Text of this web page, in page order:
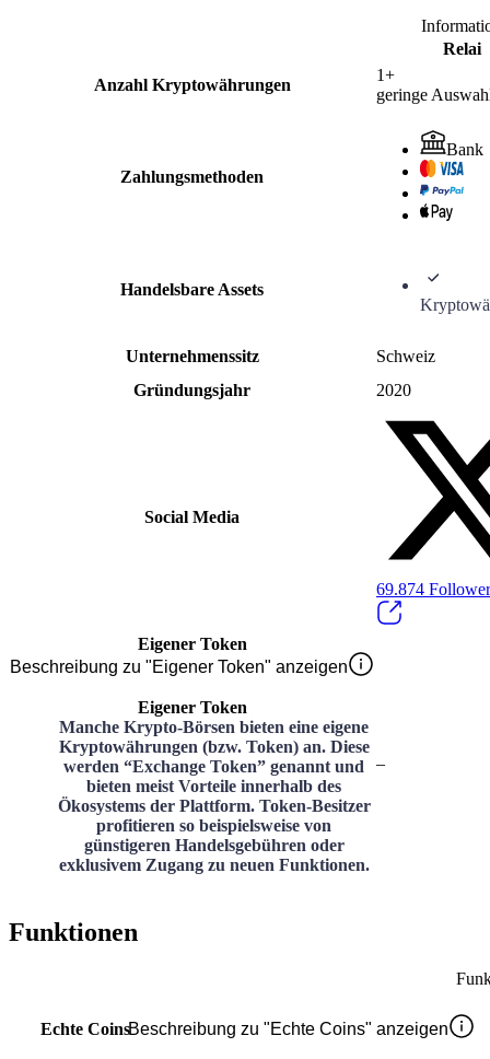
Relai
Anzahl Kryptowährungen
1+
geringe
Zahlungsmethoden
Bank
Handelsbare Assets
Unternehmenssitz
Schweiz
Gründungsjahr
2020
Social Media
69.874 Follower
Eigener Token
Beschreibung zu "Eigener Token" anzeigen
Eigener Token
Manche Krypto-Börsen bieten eine eigene
Kryptowährungen (bzw. Token) an. Diese
werden “Exchange Token” genannt und
bieten meist Vorteile innerhalb des
Ökosystems der Plattform. Token-Besitzer
profitieren so beispielsweise von
günstigeren Handelsgebühren oder
exklusivem Zugang zu neuen Funktionen.
–
Funktionen
Echte CoinsBeschreibung zu "Echte Coins" anzeigen